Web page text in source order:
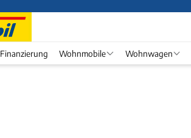
Finanzierung Wohnmobile Wohnwagen